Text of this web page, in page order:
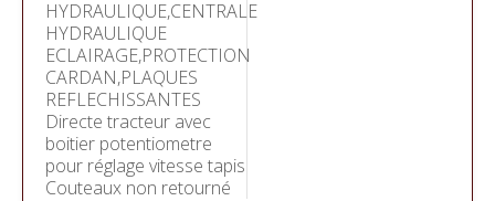
HYDRAULIQUE,CENTRALE
HYDRAULIQUE
ECLAIRAGE,PROTECTION
CARDAN,PLAQUES
REFLECHISSANTES
Directe tracteur avec
boitier potentiometre
pour réglage vitesse tapis
Couteaux non retourné